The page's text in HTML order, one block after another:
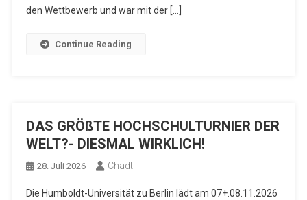
den Wettbewerb und war mit der […]
Continue Reading
DAS GRÖßTE HOCHSCHULTURNIER DER
WELT?- DIESMAL WIRKLICH!
28. Juli 2026 Chadt
Die Humboldt-Universität zu Berlin lädt am 07+.08.11.2026